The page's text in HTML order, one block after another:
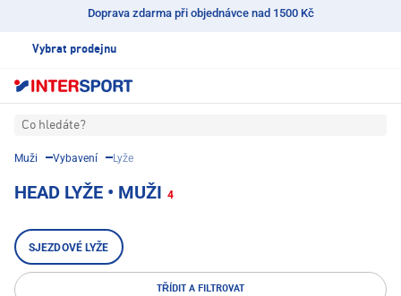
Doprava zdarma při objednávce nad 1500 Kč
Vybrat prodejnu
Co hledáte?
Muži Vybavení Lyže
HEAD LYŽE • MUŽI 4
SJEZDOVÉ LYŽE
TŘÍDIT A FILTROVAT